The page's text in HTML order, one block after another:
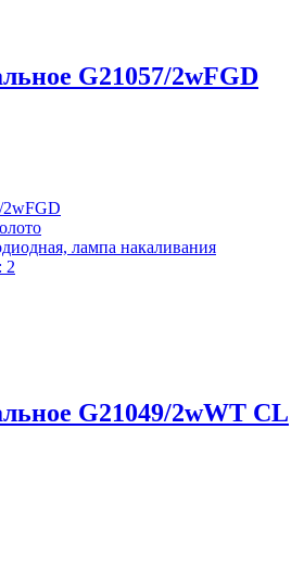
G21057/2wFGD
2wFGD
лампа накаливания
2
G21049/2wWT CL